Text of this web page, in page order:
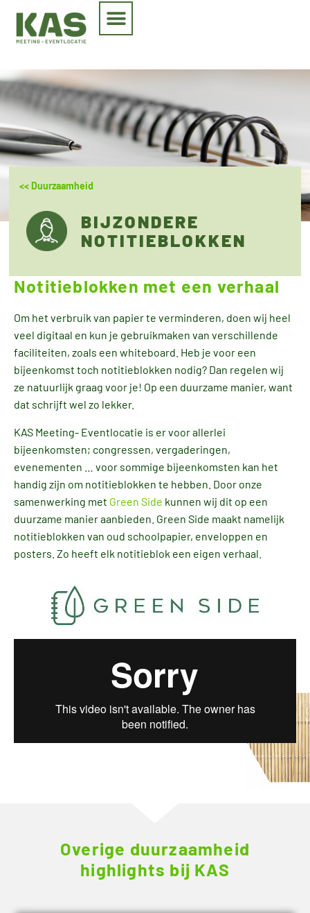
<< Duurzaamheid
BIJZONDERE
NOTITIEBLOKKEN
Notitieblokken met een verhaal
Om het verbruik van papier te verminderen, doen wij heel
veel digitaal en kun je gebruikmaken van verschillende
faciliteiten, zoals een whiteboard. Heb je voor een
bijeenkomst toch notitieblokken nodig? Dan regelen wij
ze natuurlijk graag voor je! Op een duurzame manier, want
dat schrijft wel zo lekker.
KAS Meeting- Eventlocatie is er voor allerlei
bijeenkomsten; congressen, vergaderingen,
evenementen … voor sommige bijeenkomsten kan het
handig zijn om notitieblokken te hebben. Door onze
samenwerking met Green Side kunnen wij dit op een
duurzame manier aanbieden. Green Side maakt namelijk
notitieblokken van oud schoolpapier, enveloppen en
posters. Zo heeft elk notitieblok een eigen verhaal.
Overige duurzaamheid
highlights bij KAS